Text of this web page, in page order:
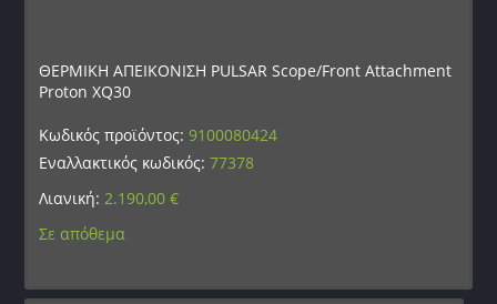
ΘΕΡΜΙΚΗ ΑΠΕΙΚΟΝΙΣΗ PULSAR Scope/Front Attachment
Proton XQ30
Κωδικός προϊόντος:9100080424
Εναλλακτικός κωδικός:77378
Λιανική: 2.190,00€
Σε απόθεμα